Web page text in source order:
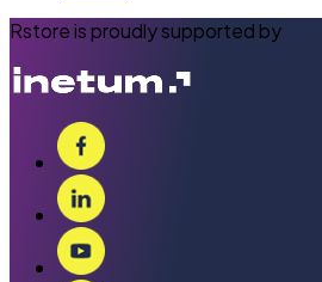
Rstore is proudly supported by